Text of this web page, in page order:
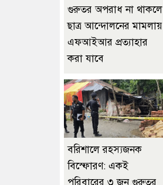
গুরুতর অপরাধ না থাকলে
ছাত্র আন্দোলনের মামলায়
এফআইআর প্রত্যাহার
করা যাবে
বরিশালে রহস্যজনক
বিস্ফোরণ: একই
পরিবারের ৩ জন গুরুতর